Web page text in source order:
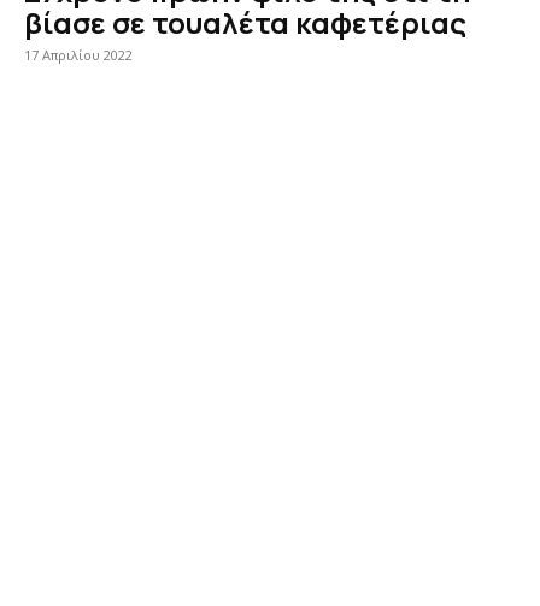
βίασε σε τουαλέτα καφετέριας
17 Απριλίου 2022